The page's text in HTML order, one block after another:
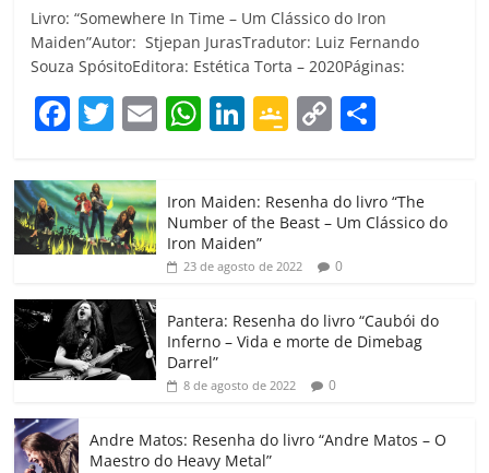
Livro: “Somewhere In Time – Um Clássico do Iron
Maiden”Autor: Stjepan JurasTradutor: Luiz Fernando
Souza SpósitoEditora: Estética Torta – 2020Páginas:
F
c
e
b
o
o
k
T
itt
er
E W
at
s
A
p
Li
e
dI
G
gl
e
Cl
a
ss
ro
o
C
p
y
Li
k
m
p
h
ar
Iron Maiden: Resenha do livro “The
Number of the Beast – Um Clássico do
Iron Maiden”
23 de agosto de 2022 0
Pantera: Resenha do livro “Caubói do
Inferno – Vida e morte de Dimebag
Darrel”
8 de agosto de 2022 0
Andre Matos: Resenha do livro “Andre Matos – O
Maestro do Heavy Metal”